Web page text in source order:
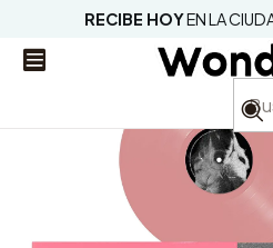
RECIBE HOYEN LA